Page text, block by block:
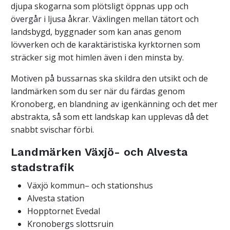
djupa skogarna som plötsligt öppnas upp och
övergår i ljusa åkrar. Växlingen mellan tätort och
landsbygd, byggnader som kan anas genom
lövverken och de karaktäristiska kyrktornen som
sträcker sig mot himlen även i den minsta by.
Motiven på bussarnas ska skildra den utsikt och de
landmärken som du ser när du färdas genom
Kronoberg, en blandning av igenkänning och det mer
abstrakta, så som ett landskap kan upplevas då det
snabbt svischar förbi.
Landmärken Växjö- och Alvesta
stadstrafik
Växjö kommun– och stationshus
Alvesta station
Hopptornet Evedal
Kronobergs slottsruin